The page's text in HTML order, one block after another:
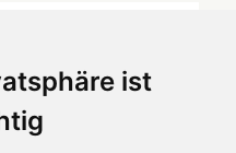
ist
Hamburg Heimfeld
*Bremen *
* Ganderkesee *